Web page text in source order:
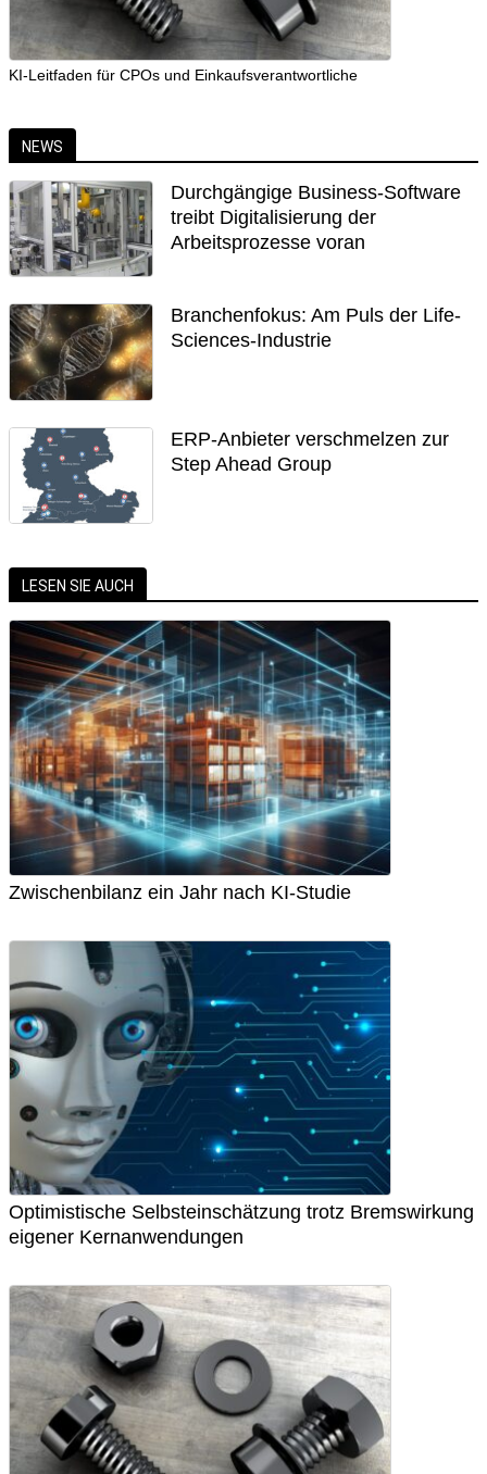
KI-Leitfaden für CPOs und Einkaufsverantwortliche
NEWS
Durchgängige Business-Software
treibt Digitalisierung der
Arbeitsprozesse voran
Branchenfokus: Am Puls der Life-
Sciences-Industrie
ERP-Anbieter verschmelzen zur
Step Ahead Group
LESEN SIE AUCH
Zwischenbilanz ein Jahr nach KI-Studie
Optimistische Selbsteinschätzung trotz Bremswirkung
eigener Kernanwendungen